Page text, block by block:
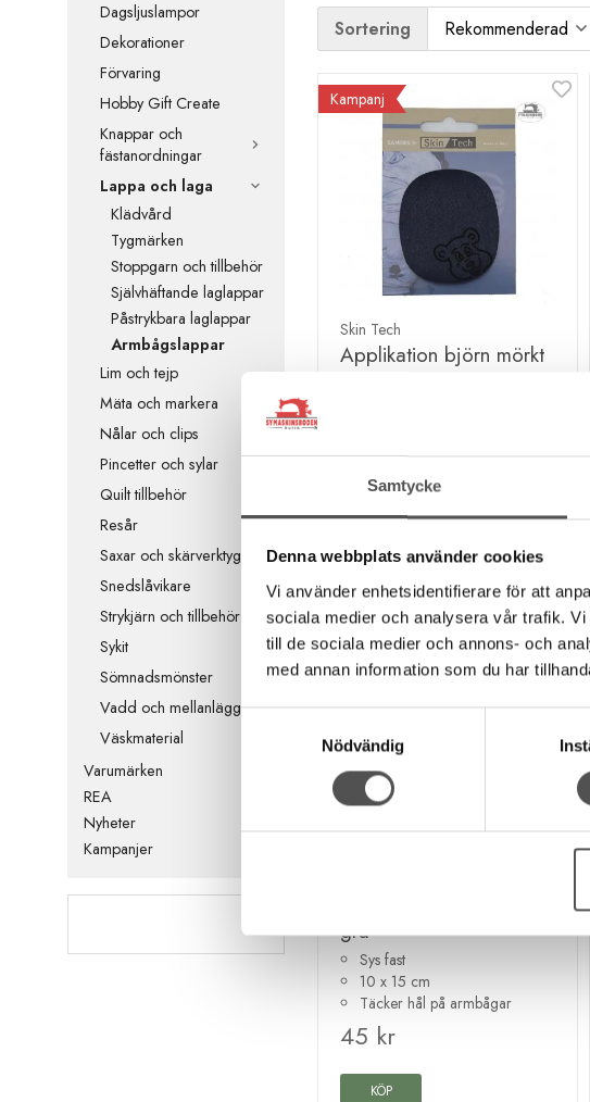
Samtycke
Denna webbplats använder cookies
Vi använder enhetsidentifierare för att
sociala medier och analysera vår trafik.
till de sociala medier och annons- och
med annan information som du har
Nödvändig
Dagsljuslampor
Dekorationer
Förvaring
Hobby Gift Create
Knappar och
fästanordningar
Lappa och laga
Klädvård
Tygmärken
Stoppgarn och tillbehör
Självhäftande laglappar
Påstrykbara laglappar
Armbågslappar
Lim och tejp
Mäta och markera
Nålar och clips
Pincetter och sylar
Quilt tillbehör
Resår
Saxar och skärverktyg
Snedslåvikare
Strykjärn och tillbehör
Sykit
Sömnadsmönster
Vadd och mellanlägg
Väskmaterial
Varumärken
REA
Nyheter
Kampanjer
Sortering
Kampanj
Skin Tech
Applikation björn mörkt
Skinnimitation
30 kr
38 kr
grå
Sys fast
10 x 15 cm
Täcker hål på armbågar
45 kr
KÖP